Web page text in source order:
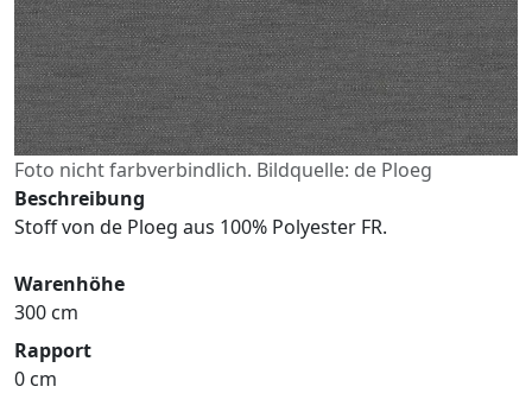
Foto nicht farbverbindlich. Bildquelle: de Ploeg
Beschreibung
Stoff von de Ploeg aus 100% Polyester FR.
Warenhöhe
300 cm
Rapport
0 cm